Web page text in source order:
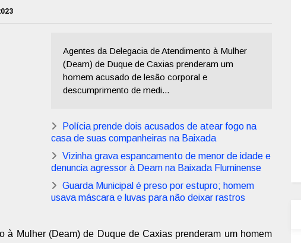
Agentes da Delegacia de Atendimento à Mulher
(Deam) de Duque de Caxias prenderam um
homem acusado de lesão corporal e
descumprimento de medi...
Polícia prende dois acusados de atear fogo na
casa de suas companheiras na Baixada
Vizinha grava espancamento de menor de idade e
denuncia agressor à Deam na Baixada Fluminense
Guarda Municipal é preso por estupro; homem
usava máscara e luvas para não deixar rastros
à Mulher (Deam) de Duque de Caxias prenderam um homem